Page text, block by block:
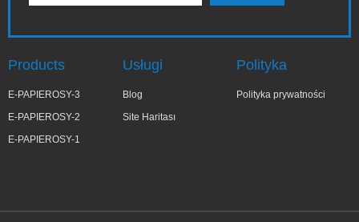
Products
E-PAPIEROSY-3
E-PAPIEROSY-2
E-PAPIEROSY-1
Usługi
Blog
Site Haritası
Polityka
Polityka prywatności